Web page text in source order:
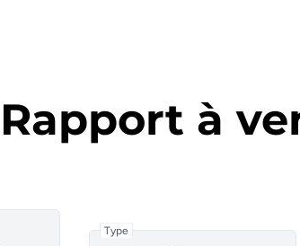
Rapport à
Type